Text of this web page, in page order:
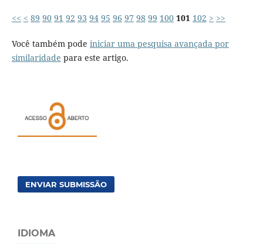
<< < 89 90 91 92 93 94 95 96 97 98 99 100 101 102 > >>
Você também pode iniciar uma pesquisa avançada por
similaridade para este artigo.
ENVIAR SUBMISSÃO
IDIOMA